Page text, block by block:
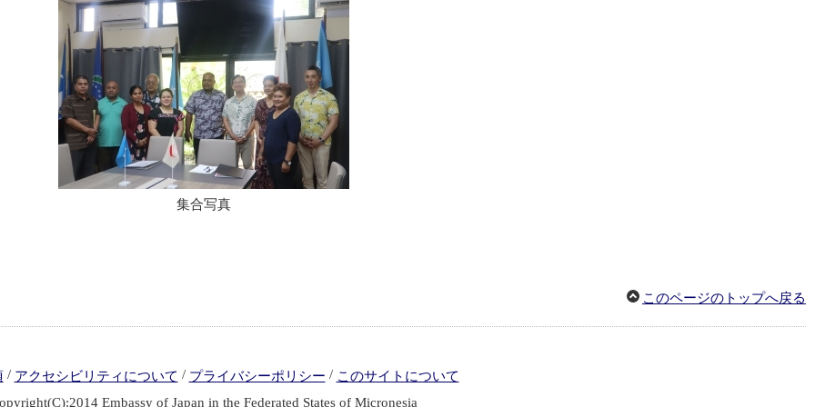
集合写真
このページのトップへ戻る
/ アクセシビリティについて / プライバシーポリシー / このサイトについて
Embassy of Japan in the Federated States of Micronesia